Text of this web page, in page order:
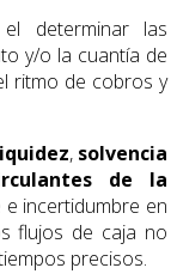
determinar las
y/o la cuantía de
ritmo de cobros y
, solvencia
de la
incertidumbre en
flujos de caja no
precisos.